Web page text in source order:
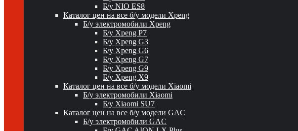
Б/у NIO ES8
Каталог цен на все б/у модели Xpeng
Б/у электромобили Xpeng
Б/у Xpeng P7
Б/у Xpeng G3
Б/у Xpeng G6
Б/у Xpeng G7
Б/у Xpeng G9
Б/у Xpeng X9
Каталог цен на все б/у модели Xiaomi
Б/у электромобили Xiaomi
Б/у Xiaomi SU7
Каталог цен на все б/у модели GAC
Б/у электромобили GAC